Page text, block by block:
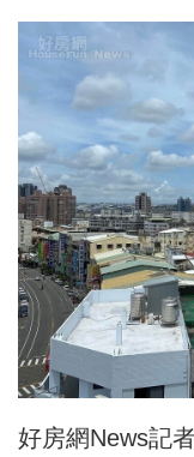
好房網News記